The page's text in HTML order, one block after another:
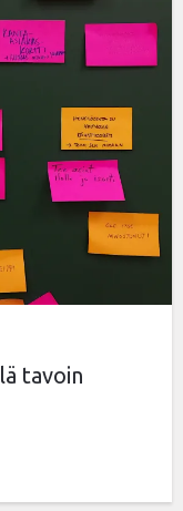
tavoin